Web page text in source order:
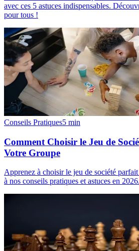
avec ces 5 astuces indispensables.
pour tous !
Conseils Pratiques5 min
Comment Choisir le Jeu de
Votre Groupe
Apprenez à choisir le jeu de société
à nos conseils pratiques et astuces en 2026.